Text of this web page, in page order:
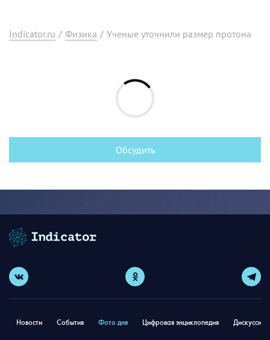
Indicator.ru / Физика / Ученые уточнили размер протона
Обсудить
Новости События Фото дня Цифровая энциклопедия